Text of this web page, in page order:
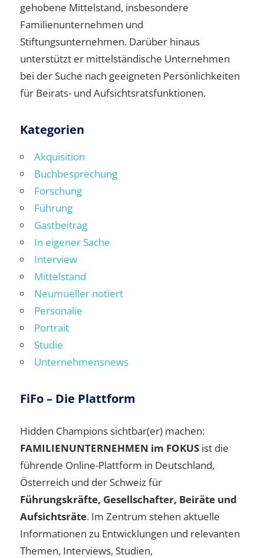
gehobene Mittelstand, insbesondere
Familienunternehmen und
Stiftungsunternehmen. Darüber hinaus
unterstützt er mittelständische Unternehmen
bei der Suche nach geeigneten Persönlichkeiten
für Beirats- und Aufsichtsratsfunktionen.
Kategorien
Akquisition
Buchbesprechung
Forschung
Führung
Gastbeitrag
In eigener Sache
Interview
Mittelstand
Neumueller notiert
Personalie
Portrait
Studie
Unternehmensnews
FiFo – Die Plattform
Hidden Champions sichtbar(er) machen:
FAMILIENUNTERNEHMEN im FOKUS ist die
führende Online-Plattform in Deutschland,
Österreich und der Schweiz für
Führungskräfte, Gesellschafter, Beiräte und
Aufsichtsräte. Im Zentrum stehen aktuelle
Informationen zu Entwicklungen und relevanten
Themen, Interviews, Studien,